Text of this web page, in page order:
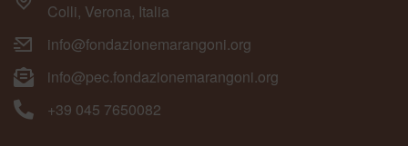
Colli, Verona, Italia
info@fondazionemarangoni.org
info@pec.fondazionemarangoni.org
+39 045 7650082